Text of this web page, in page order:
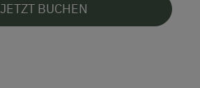
JETZT BUCHEN